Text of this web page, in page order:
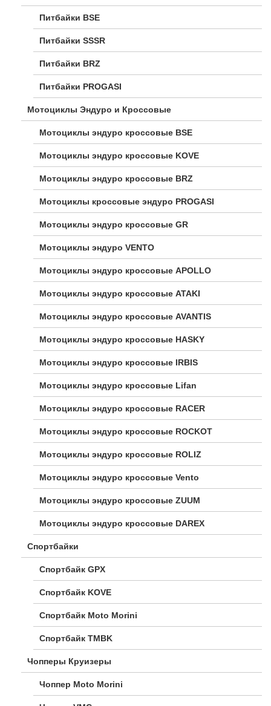
Питбайки BSE
Питбайки SSSR
Питбайки BRZ
Питбайки PROGASI
Мотоциклы Эндуро и Кроссовые
Мотоциклы эндуро кроссовые BSE
Мотоциклы эндуро кроссовые KOVE
Мотоциклы эндуро кроссовые BRZ
Мотоциклы кроссовые эндуро PROGASI
Мотоциклы эндуро кроссовые GR
Мотоциклы эндуро VENTO
Мотоциклы эндуро кроссовые APOLLO
Мотоциклы эндуро кроссовые ATAKI
Мотоциклы эндуро кроссовые AVANTIS
Мотоциклы эндуро кроссовые HASKY
Мотоциклы эндуро кроссовые IRBIS
Мотоциклы эндуро кроссовые Lifan
Мотоциклы эндуро кроссовые RACER
Мотоциклы эндуро кроссовые ROCKOT
Мотоциклы эндуро кроссовые ROLIZ
Мотоциклы эндуро кроссовые Vento
Мотоциклы эндуро кроссовые ZUUM
Мотоциклы эндуро кроссовые DAREX
Спортбайки
Спортбайк GPX
Спортбайк KOVE
Спортбайк Moto Morini
Спортбайк TMBK
Чопперы Круизеры
Чоппер Moto Morini